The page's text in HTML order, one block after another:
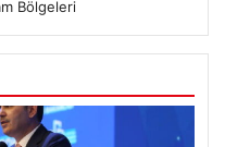
Bölgeleri